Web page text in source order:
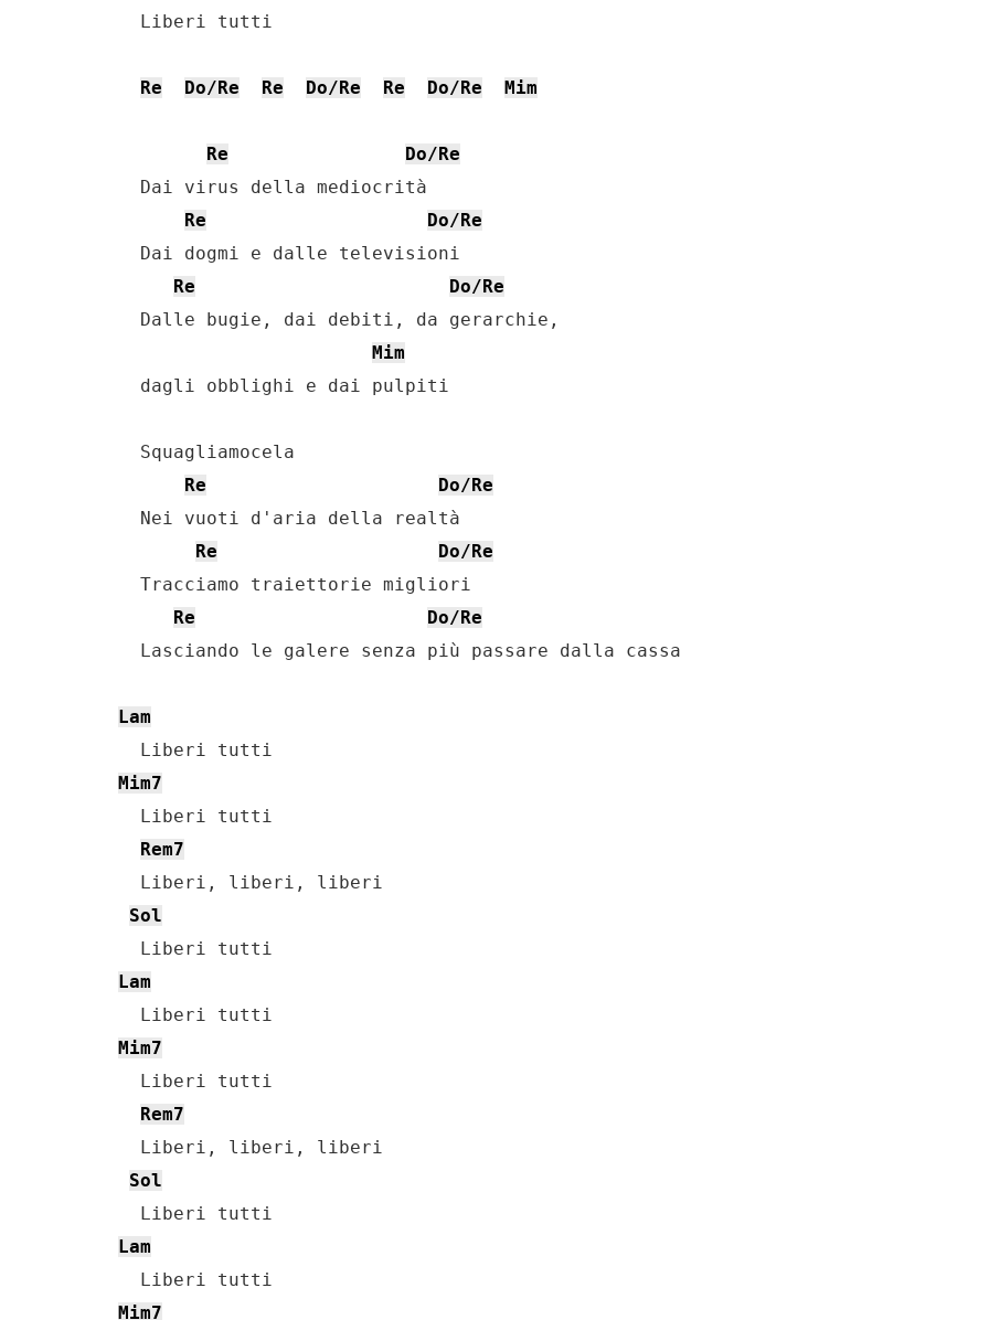
    Liberi tutti
Re Do/Re Re Do/Re Re Do/Re Mim
Re
Do/Re
    Dai virus della mediocrità
Re
Do/Re
    Dai dogmi e dalle televisioni
Re
Do/Re
    Dalle bugie, dai debiti, da gerarchie,
Mim
    dagli obblighi e dai pulpiti
    Squagliamocela
Re
Do/Re
    Nei vuoti d'aria della realtà
Re
Do/Re
    Tracciamo traiettorie migliori
Re
Do/Re
    Lasciando le galere senza più passare dalla cassa
Lam
    Liberi tutti
Mim7
    Liberi tutti
Rem7
    Liberi, liberi, liberi
Sol
    Liberi tutti
Lam
    Liberi tutti
Mim7
    Liberi tutti
Rem7
    Liberi, liberi, liberi
Sol
    Liberi tutti
Lam
    Liberi tutti
Mim7